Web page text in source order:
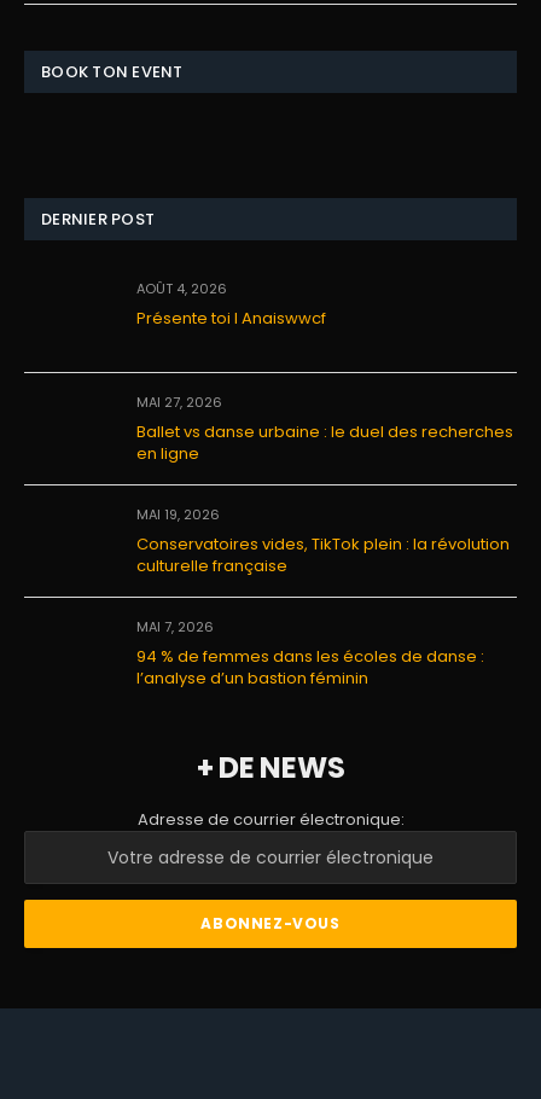
BOOK TON EVENT
DERNIER POST
AOÛT 4, 2026
Présente toi I Anaiswwcf
MAI 27, 2026
Ballet vs danse urbaine : le duel des recherches
en ligne
MAI 19, 2026
Conservatoires vides, TikTok plein : la révolution
culturelle française
MAI 7, 2026
94 % de femmes dans les écoles de danse :
l’analyse d’un bastion féminin
+ DE NEWS
Adresse de courrier électronique: